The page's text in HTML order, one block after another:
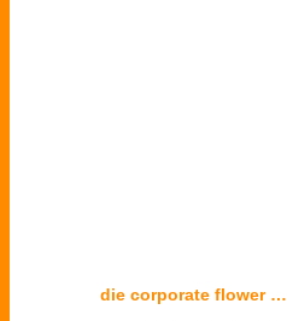
die corporate flower …